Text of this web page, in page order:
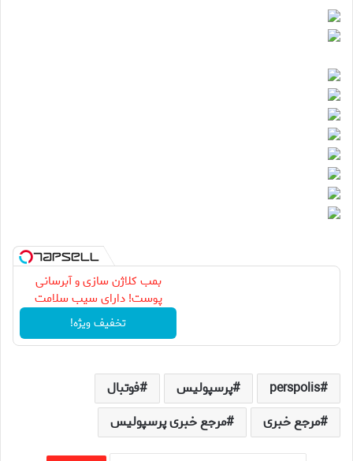
بمب کلاژن سازی و آبرسانی
پوست! دارای سیب سلامت
تخفیف ویژه!
perspolis پرسپولیس
فوتبال
مرجع خبری
مرجع خبری پرسپولیس